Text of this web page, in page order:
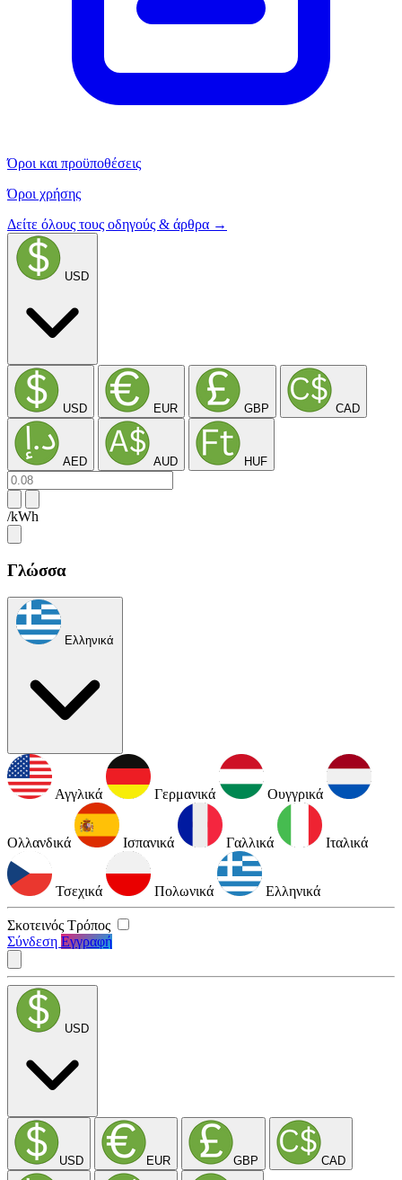
Όροι και προϋποθέσεις
Όροι χρήσης
Δείτε όλους τους οδηγούς & άρθρα →
USD
USD EUR GBP CAD
AED AUD HUF
/kWh
Γλώσσα
Ελληνικά
Αγγλικά Γερμανικά Ουγγρικά
Ολλανδικά Ισπανικά Γαλλικά Ιταλικά
Τσεχικά Πολωνικά Ελληνικά
Σκοτεινός Τρόπος
Σύνδεση Εγγραφή
USD
USD EUR GBP CAD